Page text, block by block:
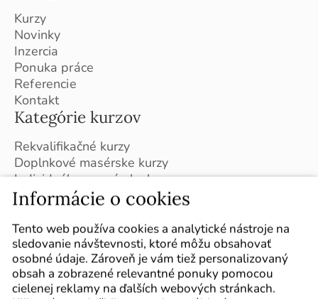
Kurzy
Novinky
Inzercia
Ponuka práce
Referencie
Kontakt
Kategórie kurzov
Rekvalifikačné kurzy
Doplnkové masérske kurzy
Individuálne masérske kurzy
Kurzy v ČR (Brno)
Plán kurzov na školský rok 2026 / 2027
Sledujte nás
Označte nás vo svojich príspevkoch :-)
Informácie o cookies
Tento web používa cookies a analytické nástroje na
sledovanie návštevnosti, ktoré môžu obsahovať
osobné údaje. Zároveň je vám tiež personalizovaný
obsah a zobrazené relevantné ponuky pomocou
cielenej reklamy na ďalších webových stránkach.